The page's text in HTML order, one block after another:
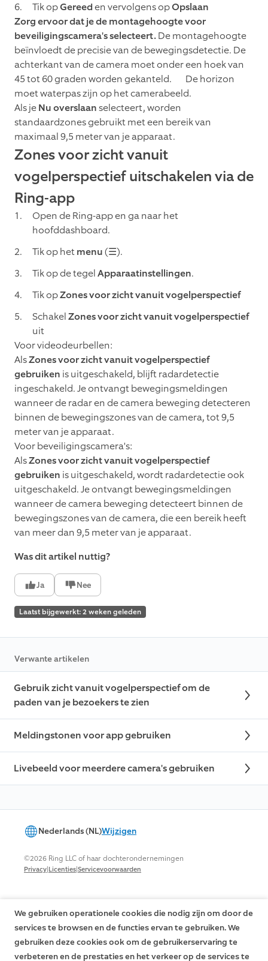
Tik opGereeden vervolgens opOpslaan
Zorg ervoor dat je de montagehoogte voor
beveiligingscamera's selecteert.De montagehoogte
beïnvloedt de precisie van de bewegingsdetectie. De
achterkant van de camera moet onder een hoek van
45 tot 60 graden worden gekanteld. De horizon
moet waterpas zijn op het camerabeeld.
Als jeNu overslaanselecteert, worden
standaardzones gebruikt met een bereik van
maximaal 9,5 meter van je apparaat.
Zones voor zicht vanuit
vogelperspectief uitschakelen via de
Ring-app
Open de Ring-app en ga naar het
hoofddashboard.
Tik op hetmenu(☰).
Tik op de tegelApparaatinstellingen.
Tik opZones voor zicht vanuit vogelperspectief
SchakelZones voor zicht vanuit vogelperspectief
uit
Voor videodeurbellen:
AlsZones voor zicht vanuit vogelperspectief
gebruiken is uitgeschakeld, blijft radardetectie
ingeschakeld. Je ontvangt bewegingsmeldingen
wanneer de radar en de camera beweging detecteren
binnen de bewegingszones van de camera, tot 9,5
meter van je apparaat.
Voor beveiligingscamera's:
AlsZones voor zicht vanuit vogelperspectief
gebruiken is uitgeschakeld, wordt radardetectie ook
uitgeschakeld. Je ontvangt bewegingsmeldingen
wanneer de camera beweging detecteert binnen de
bewegingszones van de camera, die een bereik heeft
van meer dan 9,5 meter van je apparaat.
Was dit artikel nuttig?
Ja Nee
Laatst bijgewerkt: 2 weken geleden
Verwante artikelen
Gebruik zicht vanuit vogelperspectief om de
paden van je bezoekers te zien
Meldingstonen voor app gebruiken
Livebeeld voor meerdere camera's gebruiken
Nederlands (NL)Wijzigen
©2026 Ring LLC of haar dochterondernemingen
Privacy|Licenties|Servicevoorwaarden
We gebruiken operationele cookies die nodig zijn om door de
services te browsen en de functies ervan te gebruiken. We
gebruiken deze cookies ook om de gebruikerservaring te
verbeteren en de prestaties en het verkeer op de services te